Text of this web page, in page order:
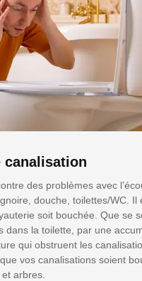
canalisation
des problèmes avec
douche, toilettes/WC. Il
soit bouchée. Que se
dans la toilette, par une
qui obstruent les
vos canalisations soient
arbres.